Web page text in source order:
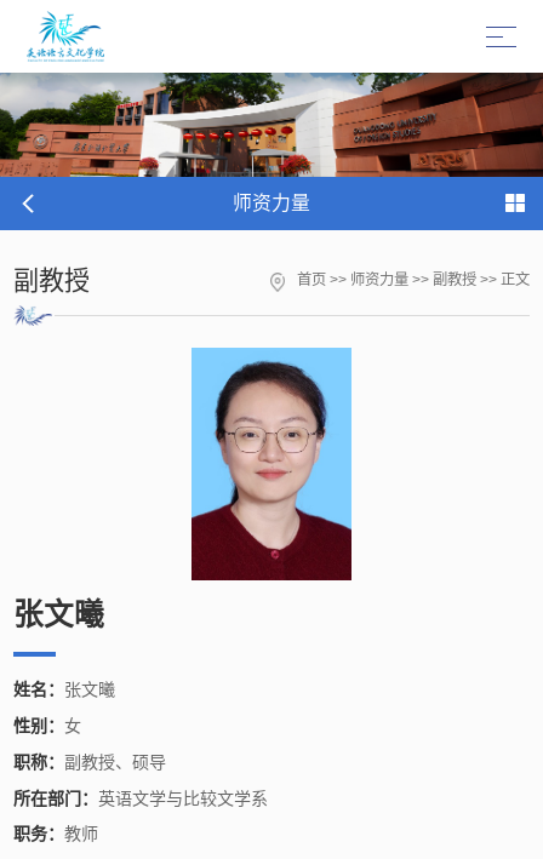
师资力量
副教授 首页 >> 师资力量>> 副教授>> 正文
张文曦
姓名： 张文曦
性别：女
职称：副教授、硕导
所在部门：英语文学与比较文学系
职务：教师